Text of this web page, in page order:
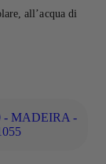
all’acqua di